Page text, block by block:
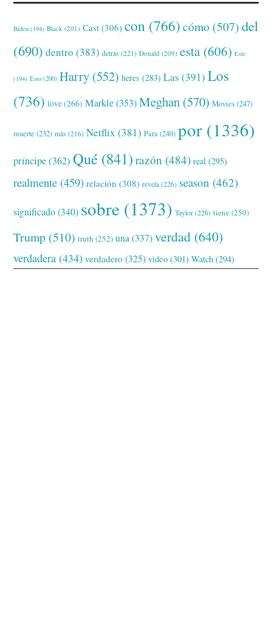
Biden (194) Black (201) Cast (306) con (766) cómo (507) del
(690) dentro (383) detrás (221) Donald (209) esta (606) Este
(194) Esto (200) Harry (552) heres (283) Las (391) Los
(736) love(266) Markle(353) Meghan (570) Movies(247)
muerte (232) más (216) Netflix (381) Para(240) por (1336)
príncipe(362) Qué (841) razón (484) real (295)
realmente (459) relación (308) revela(226) season (462)
significado(340) sobre (1373) Taylor(226) tiene(250)
Trump (510) truth (252) una (337) verdad (640)
verdadera (434) verdadero (325) video (301) Watch (294)